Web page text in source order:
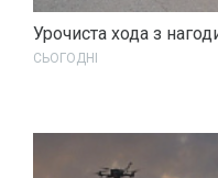
Урочиста хода з
СЬОГОДНІ